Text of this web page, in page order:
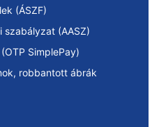
(ÁSZF)
szabályzat (AASZ)
SimplePay)
robbantott ábrák